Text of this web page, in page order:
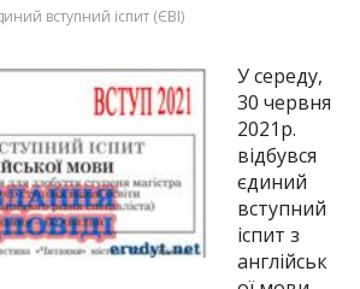
вступний іспит (ЄВІ)
У середу,
30 червня
2021р.
відбувся
єдиний
вступний
іспит з
англійськ